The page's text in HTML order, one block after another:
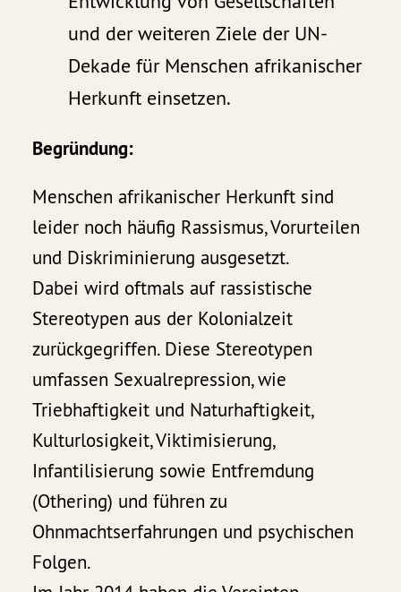
und der weiteren Ziele der UN-
Dekade für Menschen afrikanischer
Herkunft einsetzen.
Begründung:
Menschen afrikanischer Herkunft sind
leider noch häufig Rassismus, Vorurteilen
und Diskriminierung ausgesetzt.
Dabei wird oftmals auf rassistische
Stereotypen aus der Kolonialzeit
zurückgegriffen. Diese Stereotypen
umfassen Sexualrepression, wie
Triebhaftigkeit und Naturhaftigkeit,
Kulturlosigkeit, Viktimisierung,
Infantilisierung sowie Entfremdung
(Othering) und führen zu
Ohnmachtserfahrungen und psychischen
Folgen.